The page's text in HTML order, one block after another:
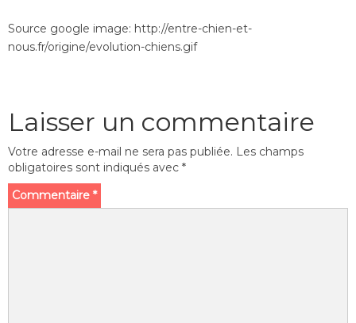
Source google image: http://entre-chien-et-
nous.fr/origine/evolution-chiens.gif
Laisser un commentaire
Votre adresse e-mail ne sera pas publiée. Les champs
obligatoires sont indiqués avec *
Commentaire *